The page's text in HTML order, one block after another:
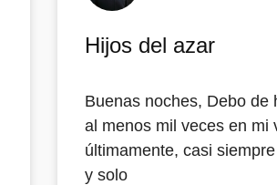
Hijos del azar
Buenas noches, Debo de
al menos mil veces en
últimamente, casi
y solo